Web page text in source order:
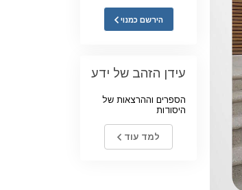
ילדים
כלים למקום העבודה
אתיקה ומצבי הפעולה
הגורם לדיכוי
חקירות
יסודות ההתארגנות
היסודות של יחסי ציבור
הירשם כמנוי
עידן הזהב של ידע
הספרים וההרצאות של
היסודות
למד עוד